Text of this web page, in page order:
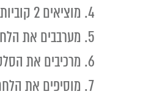
מוציאים 2 קוביות פסטו דורות לקערית.
מערבבים את הלחם
מרכיבים את
מוסיפים את